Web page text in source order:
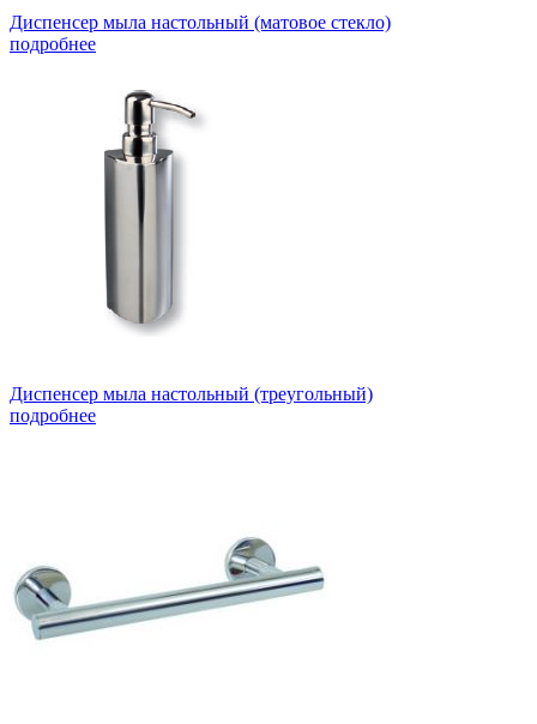
Диспенсер мыла настольный (матовое стекло)
подробнее
Диспенсер мыла настольный (треугольный)
подробнее